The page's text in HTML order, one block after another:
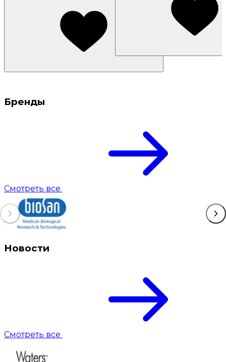
Бренды
Смотреть все
Новости
Смотреть все